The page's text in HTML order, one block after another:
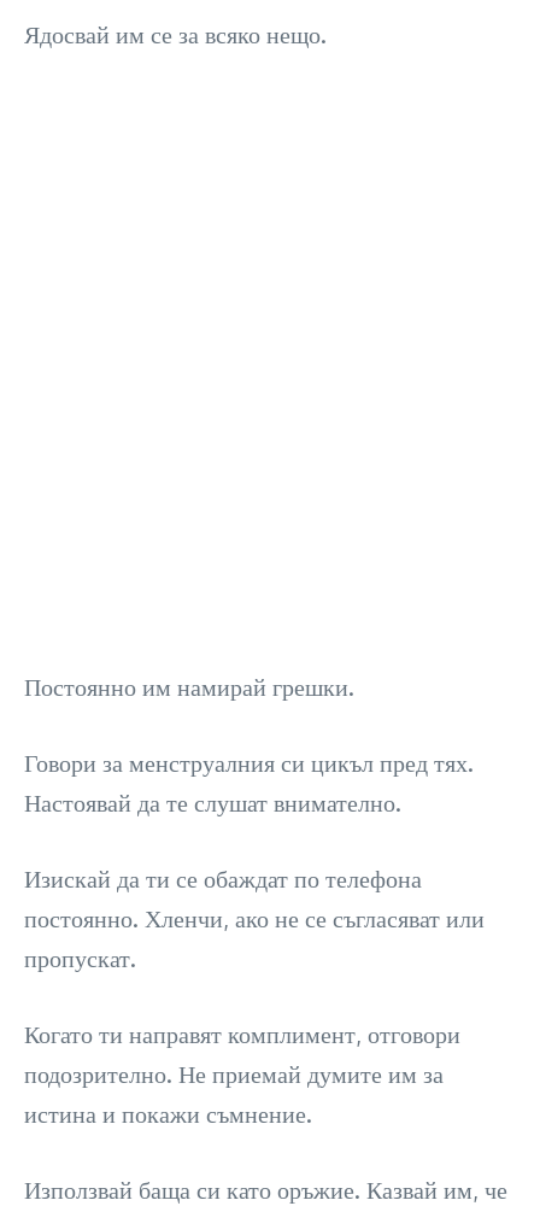
Ядосвай им се за всяко нещо.
Постоянно им намирай грешки.
Говори за менструалния си цикъл пред тях.
Настоявай да те слушат внимателно.
Изискай да ти се обаждат по телефона
постоянно. Хленчи, ако не се съгласяват или
пропускат.
Когато ти направят комплимент, отговори
подозрително. Не приемай думите им за
истина и покажи съмнение.
Използвай баща си като оръжие. Казвай им, че